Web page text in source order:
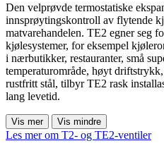
Den velprøvde termostatiske
innsprøytingskontroll av flytende
matvarehandelen. TE2 egner seg
kjølesystemer, for eksempel
i nærbutikker, restauranter, små
temperaturområde, høyt
rustfritt stål, tilbyr TE2 rask
lang levetid.
Vis mer Vis mindre
Les mer om T2- og TE2-ventiler